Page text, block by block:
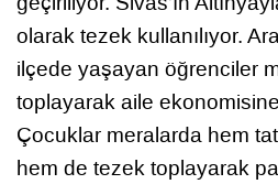
olarak tezek kullanılıyor.
ilçede yaşayan öğrenciler
toplayarak aile
Çocuklar meralarda hem
hem de tezek toplayarak